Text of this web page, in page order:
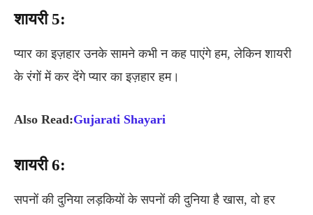
शायरी 5:
प्यार का इज़हार उनके सामने कभी न कह पाएंगे हम, लेकिन शायरी
के रंगों में कर देंगे प्यार का इज़हार हम।
Also Read:Gujarati Shayari
शायरी 6:
सपनों की दुनिया लड़कियों के सपनों की दुनिया है खास, वो हर